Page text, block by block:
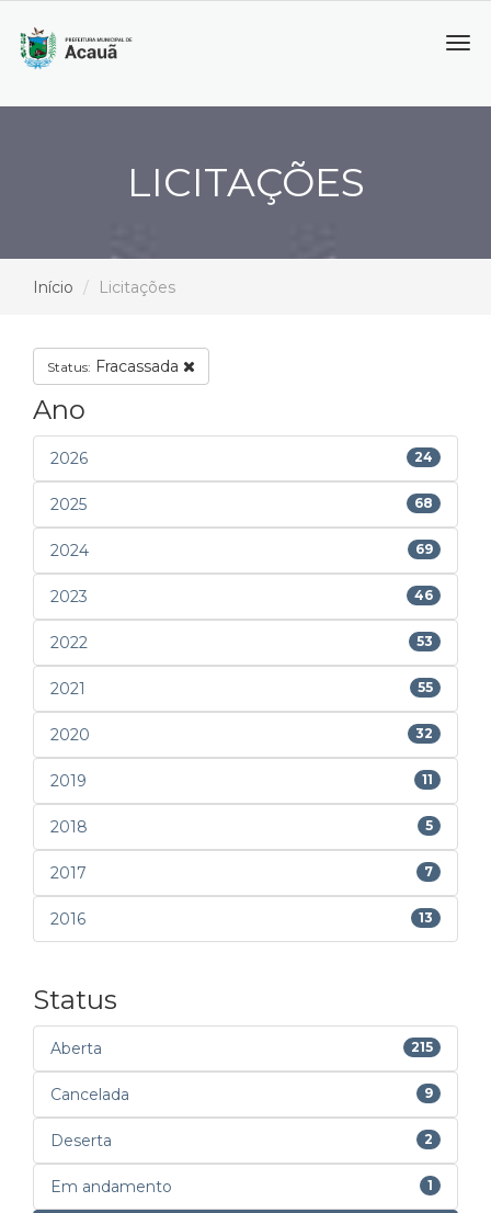
LICITAÇÕES
Início Licitações
Status: Fracassada
Ano
2026 24
2025 68
2024 69
2023 46
2022 53
2021 55
2020 32
2019 11
2018 5
2017 7
2016 13
Status
Aberta 215
Cancelada 9
Deserta 2
Em andamento 1